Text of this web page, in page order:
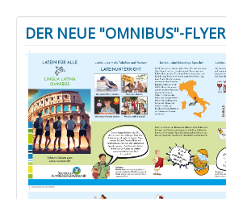
DER NEUE "OMNIBUS"-FLYER